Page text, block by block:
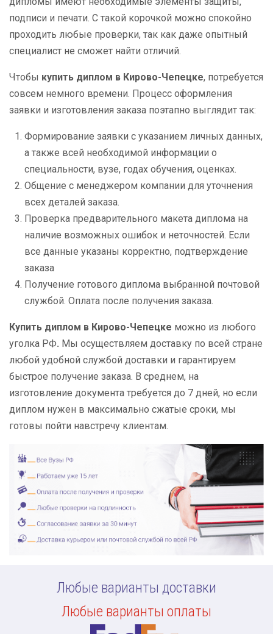
подписи и печати. С такой корочкой можно спокойно
проходить любые проверки, так как даже опытный
специалист не сможет найти отличий.
Чтобы купить диплом в Кирово-Чепецке, потребуется
совсем немного времени. Процесс оформления
заявки и изготовления заказа поэтапно выглядит так:
Формирование заявки с указанием личных данных,
а также всей необходимой информации о
специальности, вузе, годах обучения, оценках.
Общение с менеджером компании для уточнения
всех деталей заказа.
Проверка предварительного макета диплома на
наличие возможных ошибок и неточностей. Если
все данные указаны корректно, подтверждение
заказа
Получение готового диплома выбранной почтовой
службой. Оплата после получения заказа.
Купить диплом в Кирово-Чепецке можно из любого
уголка РФ. Мы осуществляем доставку по всей стране
любой удобной службой доставки и гарантируем
быстрое получение заказа. В среднем, на
изготовление документа требуется до 7 дней, но если
диплом нужен в максимально сжатые сроки, мы
готовы пойти навстречу клиентам.
Любые варианты доставки
Любые варианты оплаты